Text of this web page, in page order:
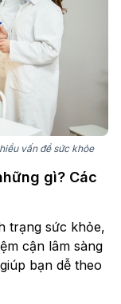
vấn đề sức khỏe
gì? Các
trạng sức khỏe,
cận lâm sàng
bạn dễ theo